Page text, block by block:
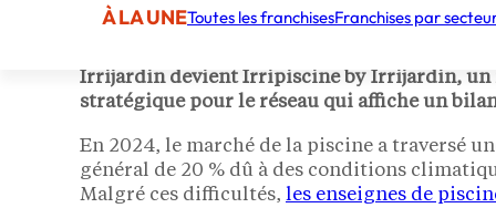
À LA UNEToutes les franchisesFranchises par
Irrijardin devient Irripiscine by Irrijardin, un
stratégique pour le réseau qui affiche un
En 2024, le marché de la piscine a traversé
général de 20 % dû à des conditions
Malgré ces difficultés, les enseignes de